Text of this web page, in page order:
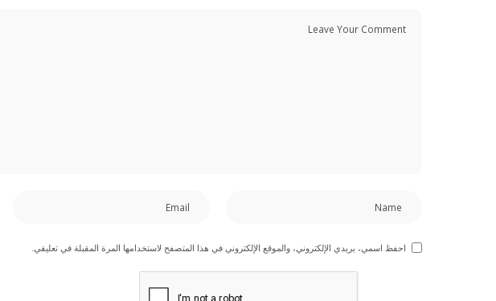
احفظ اسمي، بريدي الإلكتروني، والموقع الإلكتروني في هذا المتصفح لاستخدامها المرة المقبلة في تعليقي.